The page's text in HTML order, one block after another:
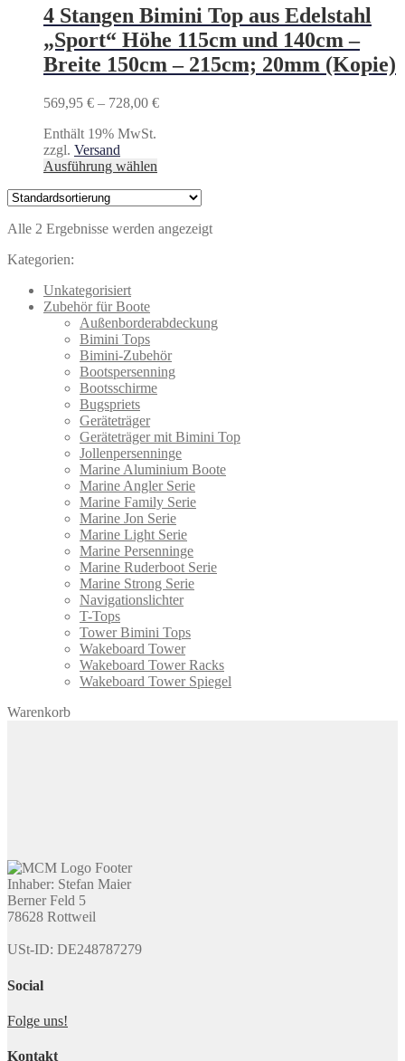
Varianten
auf.
Die
Optionen
können
der
4 Stangen Bimini Top aus Edelstahl
„Sport“ Höhe 115cm und 140cm –
Breite 150cm – 215cm; 20mm (Kopie)
569,95 € – 728,00 €Preisspanne:
Enthält 19% MwSt.
zzgl. Versand
Ausführung wählen
Varianten
der
gewählt
werden
Alle 2 Ergebnisse werden angezeigt
Kategorien:
Unkategorisiert
Zubehör für Boote
Außenborderabdeckung
Bimini Tops
Bimini-Zubehör
Bootspersenning
Bootsschirme
Bugspriets
Geräteträger
Geräteträger mit Bimini Top
Jollenpersenninge
Marine Aluminium Boote
Marine Angler Serie
Marine Family Serie
Marine Jon Serie
Marine Light Serie
Marine Persenninge
Marine Ruderboot Serie
Marine Strong Serie
Navigationslichter
T-Tops
Tower Bimini Tops
Wakeboard Tower
Wakeboard Tower Racks
Wakeboard Tower Spiegel
Warenkorb
Inhaber: Stefan Maier
Berner Feld 5
78628 Rottweil
USt-ID: DE248787279
Social
Folge uns!
Kontakt